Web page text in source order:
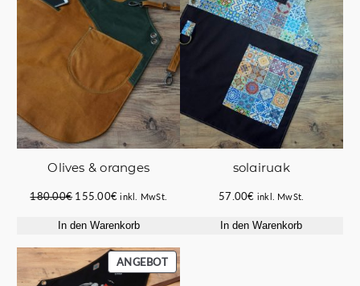
Οlives & oranges
180.00€ Ursprünglicher
war:
155.00€Aktueller
ist:
inkl. MwSt.
In den Warenkorb
solairuak
57.00€ inkl. MwSt.
In den Warenkorb
ANGEBOTPRODUKT
IM